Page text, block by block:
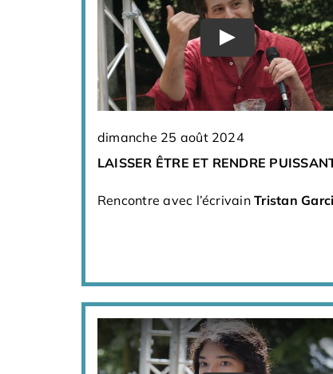
dimanche 25 août 2024
LAISSER ÊTRE ET RENDRE
Rencontre avec l’écrivainTristan